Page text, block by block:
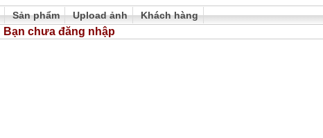
Sản phẩm Upload ảnh Khách hàng
Bạn chưa đăng nhập